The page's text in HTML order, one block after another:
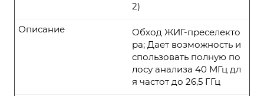
2)
Обход ЖИГ-преселекто
ра; Дает возможность и
спользовать полную по
лосу анализа 40 МГц дл
я частот до 26,5 ГГц
Описание